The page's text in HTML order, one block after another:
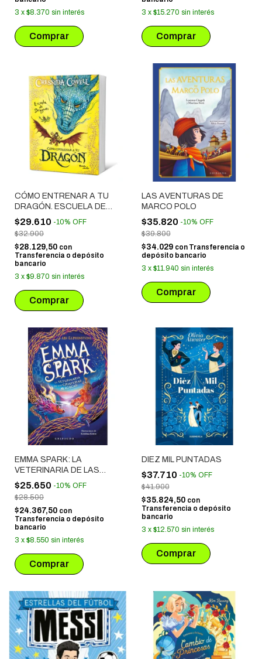
3 x $8.370 sin interés
3 x $15.270 sin interés
CÓMO ENTRENAR A TU
DRAGÓN. ESCUELA DE
DRAGONES
$29.610 -10% OFF
$32.900
$28.129,50 con
Transferencia o depósito
bancario
3 x $9.870 sin interés
LAS AVENTURAS DE
MARCO POLO
$35.820 -10% OFF
$39.800
$34.029 con Transferencia o
depósito bancario
3 x $11.940 sin interés
EMMA SPARK: LA
VETERINARIA DE LAS
CRIATURAS MAGICAS
$25.650 -10% OFF
$28.500
$24.367,50 con
Transferencia o depósito
bancario
3 x $8.550 sin interés
DIEZ MIL PUNTADAS
$37.710 -10% OFF
$41.900
$35.824,50 con
Transferencia o depósito
bancario
3 x $12.570 sin interés